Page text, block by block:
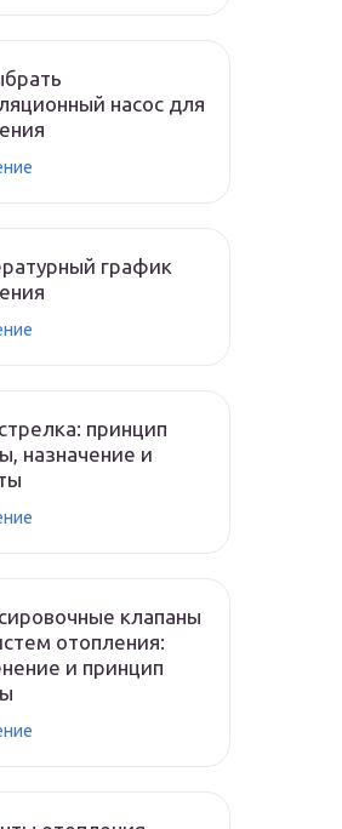
насос для
график
принцип
назначение и
клапаны
отопления:
и принцип